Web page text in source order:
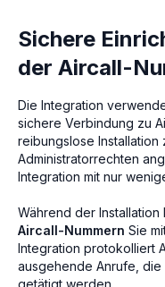
Sichere
der Aircall-
Die Integration
sichere Verbindung zu
reibungslose Installation
Administratorrechten
Integration mit nur
Während der
Aircall-Nummern Sie
Integration protokolliert
ausgehende Anrufe, die
getätigt werden.